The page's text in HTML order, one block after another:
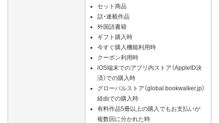
セット商品
話・連載作品
外国語書籍
ギフト購入時
今すぐ購入機能利用時
クーポン利用時
iOS端末でのアプリ内ストア（AppleID決
済）での購入時
グローバルストア（global.bookwalker.jp）
経由での購入時
有料作品5冊以上の購入でもお支払いが
複数回に分かれた時